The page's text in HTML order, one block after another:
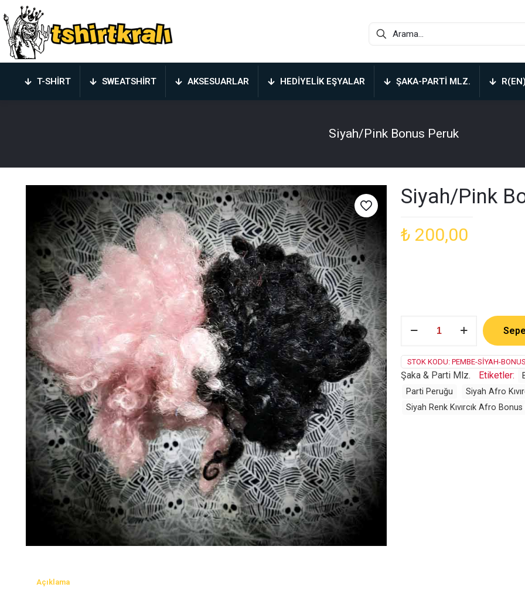
T-SHIRT SWEATSHIRT AKSESUARLAR HEDIYELIK EŞYALAR ŞAKA-PARTI MLZ.
Siyah/Pink Bonus Peruk
Siyah/Pink
₺ 200,00
Bonus
adet
STOK KODU: PEMBE-SIYAH-
Şaka & Parti Mlz.
Etiketler:
Parti Peruğu
Siyah Afro
Siyah Renk Kıvırcık Afro
Açıklama